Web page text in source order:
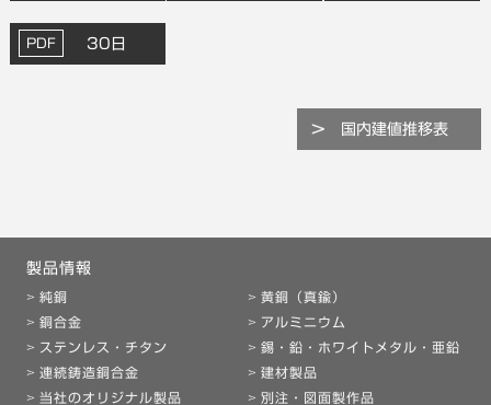
30日
国内建値推移表
製品情報
純銅
黄銅（真鍮）
銅合金
アルミニウム
ステンレス・チタン
錫・鉛・ホワイトメタル・亜鉛
連続鋳造銅合金
建材製品
当社のオリジナル製品
別注・図面製作品